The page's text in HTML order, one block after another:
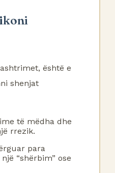
është e
shenjat
të mëdha dhe
rrezik.
para
“shërbim” ose